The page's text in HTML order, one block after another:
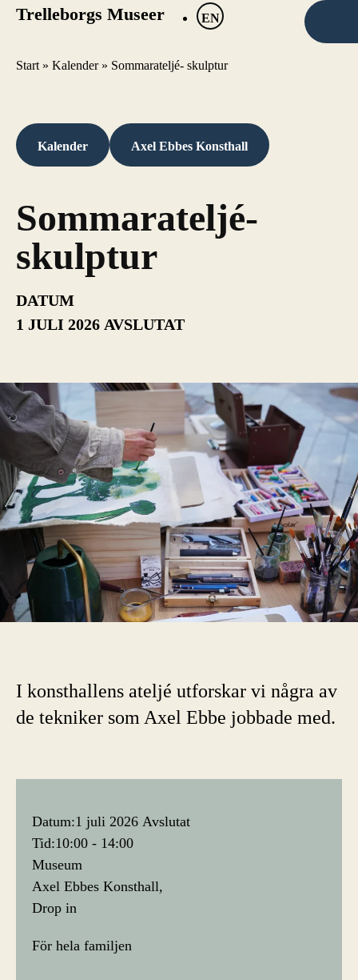
Trelleborgs Museer EN
Start » Kalender» Sommarateljé- skulptur
Kalender Axel Ebbes Konsthall
Sommarateljé-
skulptur
DATUM
1 JULI 2026 AVSLUTAT
I konsthallens ateljé utforskar vi några av
de tekniker som Axel Ebbe jobbade med.
Datum:1 juli 2026 Avslutat
Tid:10:00 - 14:00
Museum
Axel Ebbes Konsthall
Drop in
För hela familjen